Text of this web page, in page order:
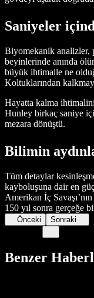
Saniyeler
Biyomekanik analizler,
beyinlerinde anında
büyük ihtimalle ne
Koltuklarından
Hayatta kalma
Hunley birkaç saniye
mezara dönüştü.
Bilimin
Tüm detaylar
kayboluşuna dair en
Amerikan İç
150 yıl sonra gerçeğe
Önceki Sonraki
Benzer